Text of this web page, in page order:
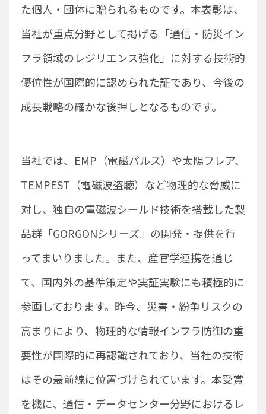
た個人・団体に贈られるものです。本表彰は、
当社が重点分野として掲げる「通信・防災イン
フラ領域のレジリエンス強化」に対する技術的
優位性が国際的に認められた証であり、今後の
成長戦略の確かな後押しとなるものです。
当社では、EMP（電磁パルス）や太陽フレア、
TEMPEST（電磁波盗聴）など物理的な脅威に
対し、独自の電磁波シールド技術を搭載した製
品群「GORGONシリーズ」の開発・提供を行
ってまいりました。また、産官学連携を通じ
て、国内外の基準策定や実証実験にも積極的に
参画しております。昨今、災害・紛争リスクの
高まりにより、物理的な情報インフラ防御の重
要性が国際的に再認識されており、当社の技術
はその最前線に位置づけられています。本受賞
を機に、通信・データセンター分野におけるレ